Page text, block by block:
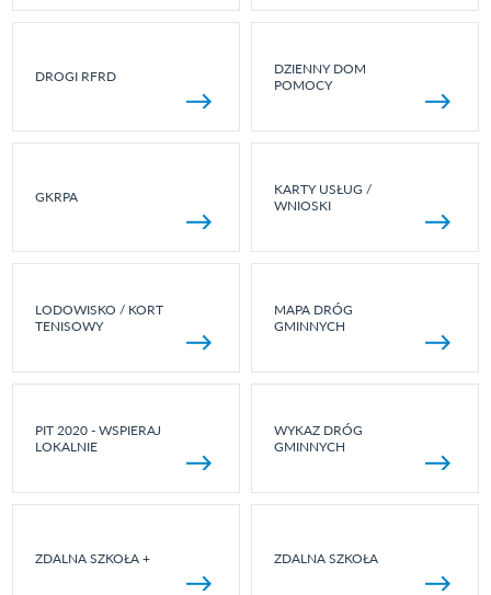
DROGI RFRD
DZIENNY DOM
POMOCY
GKRPA
KARTY USŁUG /
WNIOSKI
LODOWISKO / KORT
TENISOWY
MAPA DRÓG
GMINNYCH
PIT 2020 - WSPIERAJ
LOKALNIE
WYKAZ DRÓG
GMINNYCH
ZDALNA SZKOŁA + ZDALNA SZKOŁA